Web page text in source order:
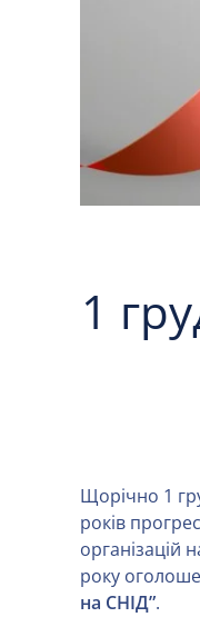
1
Щорічно 1
років
організацій
року
на СНІД”.